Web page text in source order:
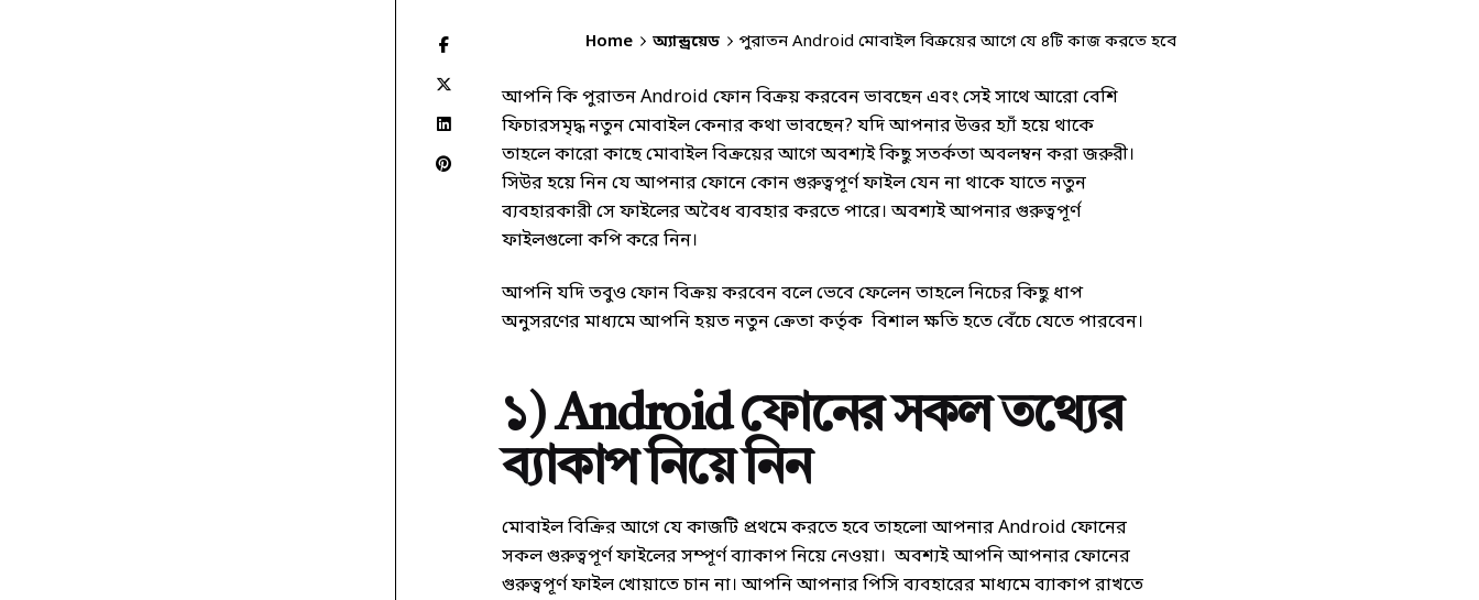
Home অ্যান্ড্রয়েড পুরাতন Android মোবাইল বিক্রয়ের আগে যে ৪টি কাজ করতে হবে
আপনি কি পুরাতন Android ফোন বিক্রয় করবেন ভাবছেন এবং সেই সাথে আরো বেশি
ফিচারসমৃদ্ধ নতুন মোবাইল কেনার কথা ভাবছেন? যদি আপনার উত্তর হ্যাঁ হয়ে থাকে
তাহলে কারো কাছে মোবাইল বিক্রয়ের আগে অবশ্যই কিছু সতর্কতা অবলম্বন করা জরুরী।
সিউর হয়ে নিন যে আপনার ফোনে কোন গুরুত্বপূর্ণ ফাইল যেন না থাকে যাতে নতুন
ব্যবহারকারী সে ফাইলের অবৈধ ব্যবহার করতে পারে। অবশ্যই আপনার গুরুত্বপূর্ণ
ফাইলগুলো কপি করে নিন।
আপনি যদি তবুও ফোন বিক্রয় করবেন বলে ভেবে ফেলেন তাহলে নিচের কিছু ধাপ
অনুসরণের মাধ্যমে আপনি হয়ত নতুন ক্রেতা কর্তৃক বিশাল ক্ষতি হতে বেঁচে যেতে পারবেন।
১) Android ফোনের সকল তথ্যের
ব্যাকাপ নিয়ে নিন
মোবাইল বিক্রির আগে যে কাজটি প্রথমে করতে হবে তাহলো আপনার Android ফোনের
সকল গুরুত্বপূর্ণ ফাইলের সম্পূর্ণ ব্যাকাপ নিয়ে নেওয়া। অবশ্যই আপনি আপনার ফোনের
গুরুত্বপূর্ণ ফাইল খোয়াতে চান না। আপনি আপনার পিসি ব্যবহারের মাধ্যমে ব্যাকাপ রাখতে